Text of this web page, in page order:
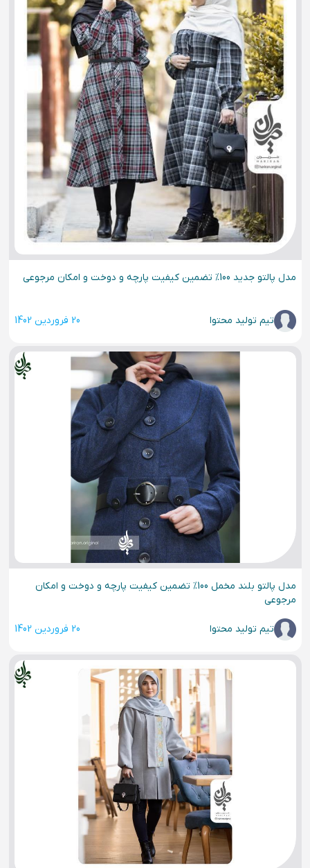
مدل پالتو جدید 100% تضمین کیفیت پارچه و دوخت و امکان مرجوعی
تیم تولید محتوا 20 فروردین 1402
مدل پالتو بلند مخمل 100% تضمین کیفیت پارچه و دوخت و امکان
مرجوعی
تیم تولید محتوا 20 فروردین 1402